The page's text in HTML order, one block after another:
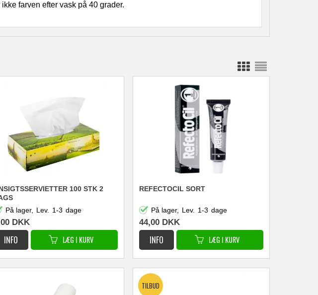
farven efter vask på 40 grader.
100 STK 2
På lager,
Lev. 1-3 dage
DKK
REFECTOCIL SORT
På lager, Lev. 1-3 dage
44,00 DKK